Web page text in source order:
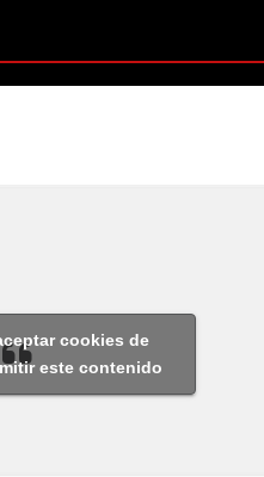
cookies de
este contenido